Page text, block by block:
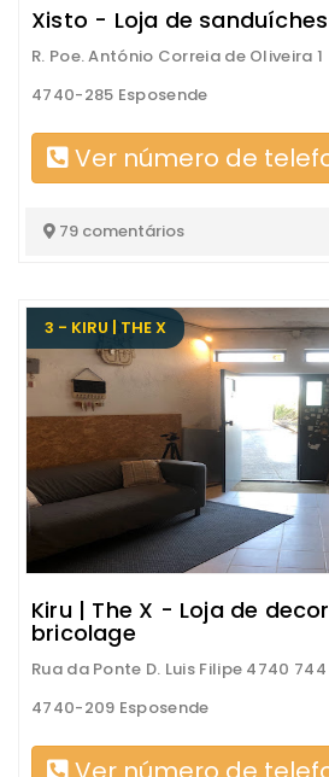
Xisto - Loja de sanduíches
R. Poe. António Correia de Oliveira 1
4740-285 Esposende
Ver número de
79 comentários
3 - KIRU | THE X
Kiru | The X - Loja de
bricolage
Rua da Ponte D. Luis Filipe 4740 744
4740-209 Esposende